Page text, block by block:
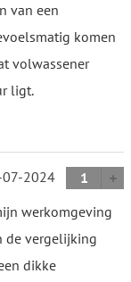
van een
komen
volwassener
ligt.
2024
1
werkomgeving
de vergelijking
dikke